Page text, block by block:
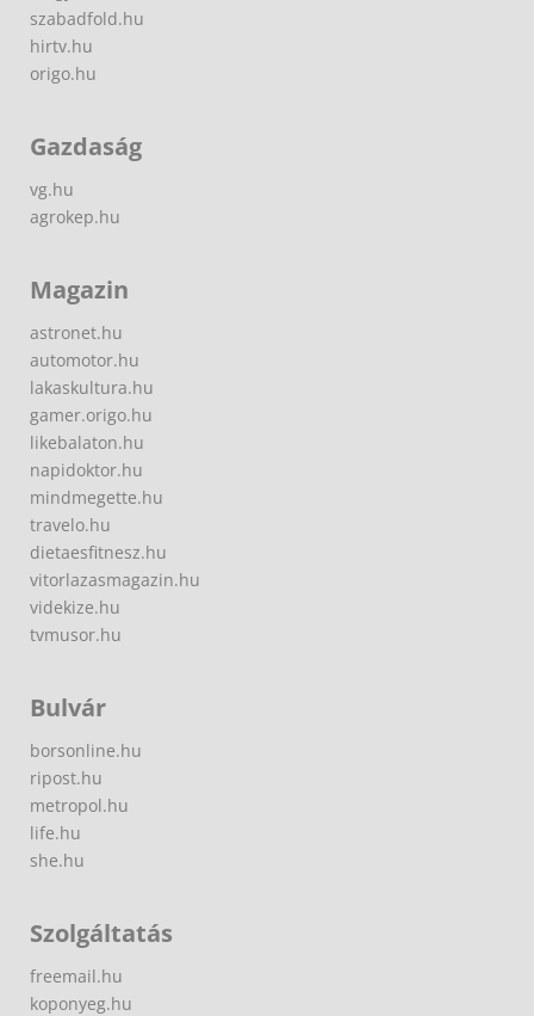
szabadfold.hu
hirtv.hu
origo.hu
Gazdaság
vg.hu
agrokep.hu
Magazin
astronet.hu
automotor.hu
lakaskultura.hu
gamer.origo.hu
likebalaton.hu
napidoktor.hu
mindmegette.hu
travelo.hu
dietaesfitnesz.hu
vitorlazasmagazin.hu
videkize.hu
tvmusor.hu
Bulvár
borsonline.hu
ripost.hu
metropol.hu
life.hu
she.hu
Szolgáltatás
freemail.hu
koponyeg.hu